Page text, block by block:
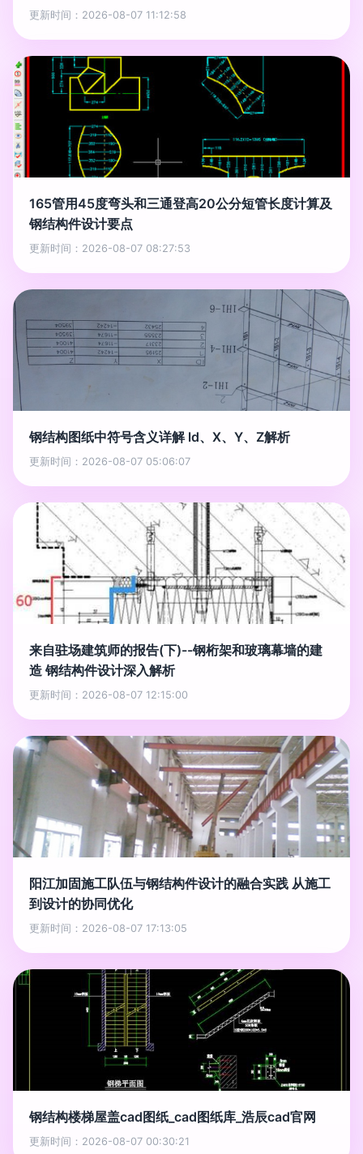
更新时间：2026-08-07 11:12:58
165管用45度弯头和三通登高20公分短管长度计算及
钢结构件设计要点
更新时间：2026-08-07 08:27:53
钢结构图纸中符号含义详解 ld、X、Y、Z解析
更新时间：2026-08-07 05:06:07
来自驻场建筑师的报告(下)--钢桁架和玻璃幕墙的建
造 钢结构件设计深入解析
更新时间：2026-08-07 12:15:00
阳江加固施工队伍与钢结构件设计的融合实践 从施工
到设计的协同优化
更新时间：2026-08-07 17:13:05
钢结构楼梯屋盖cad图纸_cad图纸库_浩辰cad官网
更新时间：2026-08-07 00:30:21